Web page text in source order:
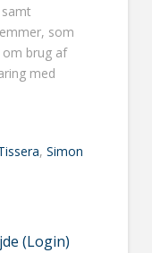
som
om brug af
med
, Simon
(Login)